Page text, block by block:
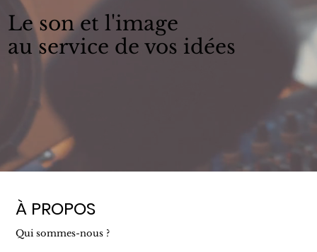
Le son et l'image
au service de vos idées
À PROPOS
Qui sommes-nous ?